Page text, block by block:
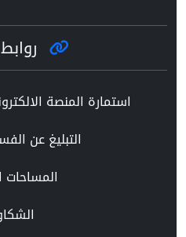
استمارة المنصة
التبليغ عن
المساحات